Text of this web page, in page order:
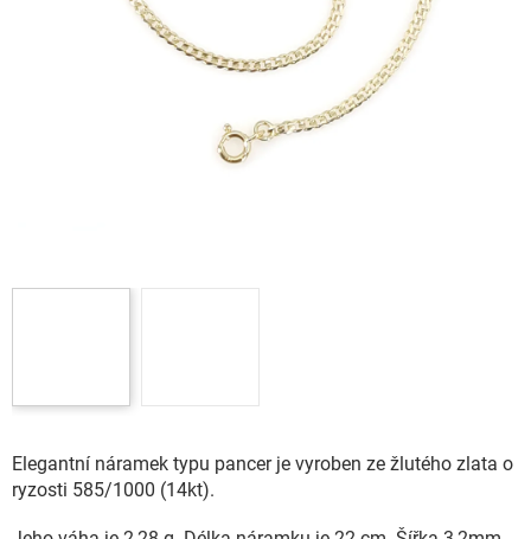
Elegantní náramek typu pancer je vyroben ze žlutého zlata o
ryzosti 585/1000 (14kt).